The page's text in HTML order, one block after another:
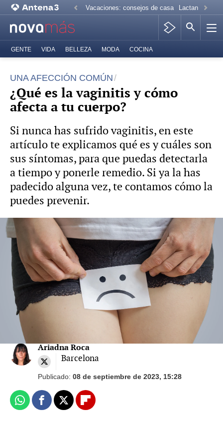
Vacaciones: consejos de casa Lactancia
GENTE VIDA BELLEZA MODA COCINA
UNA AFECCIÓN COMÚN
¿Qué es la vaginitis y cómo
afecta a tu cuerpo?
Si nunca has sufrido vaginitis, en este
artículo te explicamos qué es y cuáles son
sus síntomas, para que puedas detectarla
a tiempo y ponerle remedio. Si ya la has
padecido alguna vez, te contamos cómo la
puedes prevenir.
Problemas con el suelo pélvico: ¿Qué es el
prolapso vaginal?
¿Los anticonceptivos pueden provocar
sequedad vaginal?
Ariadna Roca
Barcelona
Publicado: 08 de septiembre de 2023, 15:28
WhatsappFacebook
X Flipboard